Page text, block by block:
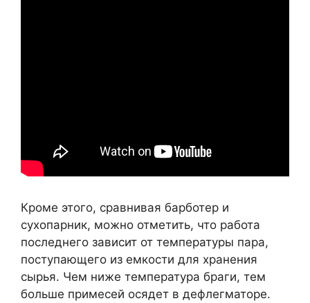
Кроме этого, сравнивая барботер и
сухопарник, можно отметить, что работа
последнего зависит от температуры пара,
поступающего из емкости для хранения
сырья. Чем ниже температура браги, тем
больше примесей осядет в дефлегматоре.